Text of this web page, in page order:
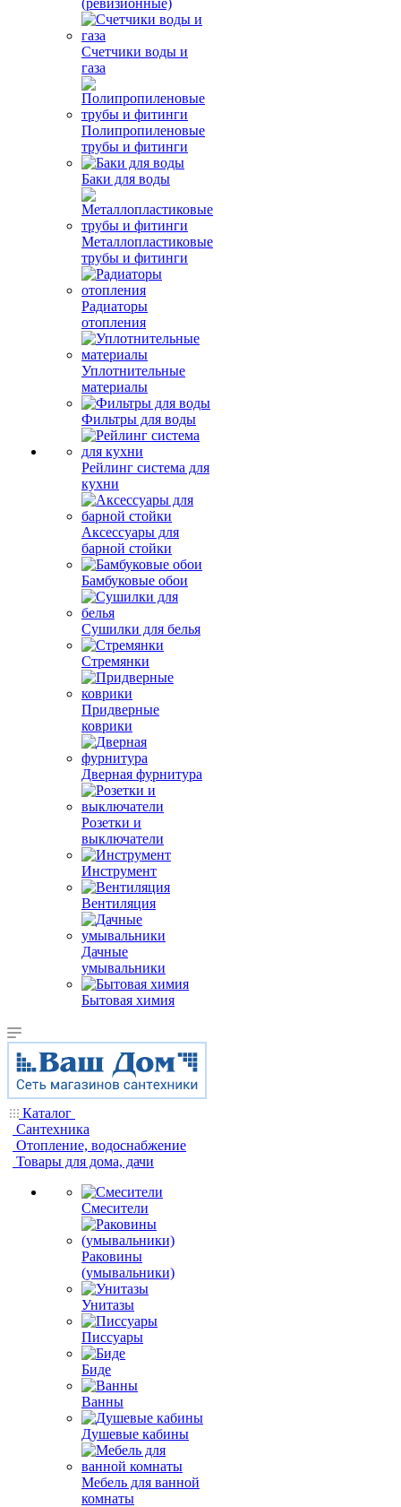
(ревизионные)
Счетчики воды и
газа
Полипропиленовые
трубы и фитинги
Баки для воды
Металлопластиковые
трубы и фитинги
Радиаторы
отопления
Уплотнительные
материалы
Фильтры для воды
Рейлинг система для
кухни
Аксессуары для
барной стойки
Бамбуковые обои
Сушилки для белья
Стремянки
Придверные
коврики
Дверная фурнитура
Розетки и
выключатели
Инструмент
Вентиляция
Дачные
умывальники
Бытовая химия
Каталог
Сантехника
Отопление, водоснабжение
Товары для дома, дачи
Смесители
Раковины
(умывальники)
Унитазы
Писсуары
Биде
Ванны
Душевые кабины
Мебель для ванной
комнаты